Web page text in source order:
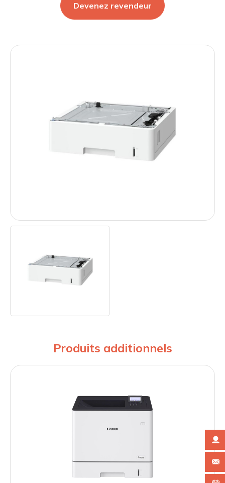
Devenez revendeur
Produits additionnels